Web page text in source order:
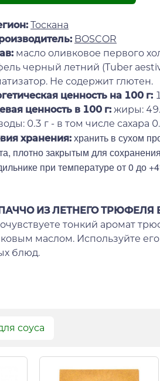
Тоскана
BOSCOR
масло оливковое первого
черный летний (Tuber
Не содержит глютен.
ценность на 100 г:
ценность в 100 г: жиры:
0.3 г - в том числе сахара
хранения: хранить в сухом
плотно закрытым для
при температуре от 0 до
ИЗ ЛЕТНЕГО
тонкий аромат
маслом. Используйте
блюд.
соуса